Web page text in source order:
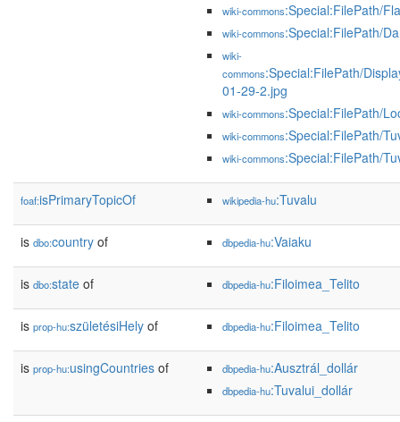
wiki-commons:Special:FilePath/
wiki-commons:Special:FilePath/
wiki-
commons:Special:FilePath/
01-29-2.jpg
wiki-commons:Special:FilePath/
wiki-commons:Special:FilePath/
wiki-commons:Special:FilePath/
foaf:isPrimaryTopicOf wikipedia-hu:Tuvalu
is dbo:country of dbpedia-hu:Vaiaku
is dbo:state of dbpedia-hu:Filoimea_Telito
is prop-hu:születésiHely of dbpedia-hu:Filoimea_Telito
is prop-hu:usingCountries of dbpedia-hu:Ausztrál_dollár
dbpedia-hu:Tuvalui_dollár